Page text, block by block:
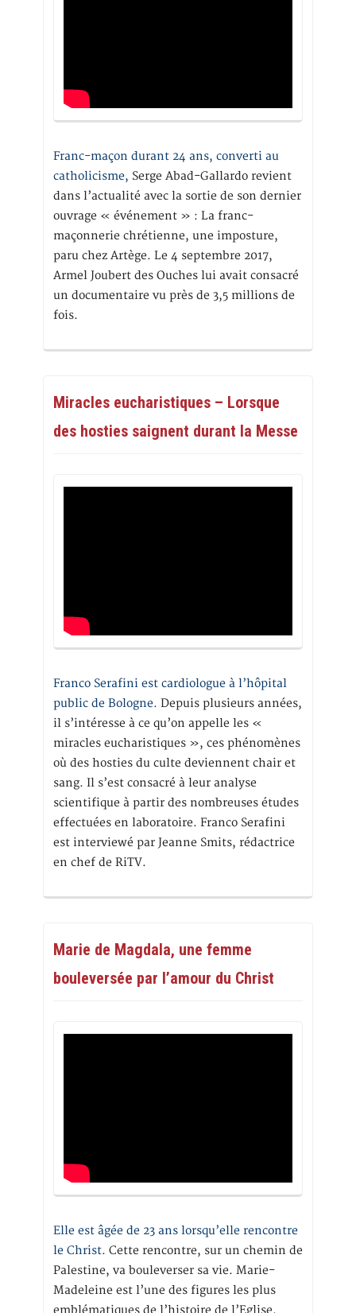
Franc-maçon durant 24 ans, converti au
catholicisme, Serge Abad-Gallardo revient
dans l’actualité avec la sortie de son dernier
ouvrage « événement » : La franc-
maçonnerie chrétienne, une imposture,
paru chez Artège. Le 4 septembre 2017,
Armel Joubert des Ouches lui avait consacré
un documentaire vu près de 3,5 millions de
fois.
Miracles eucharistiques – Lorsque
des hosties saignent durant la Messe
Franco Serafini est cardiologue à l’hôpital
public de Bologne. Depuis plusieurs années,
il s’intéresse à ce qu’on appelle les «
miracles eucharistiques », ces phénomènes
où des hosties du culte deviennent chair et
sang. Il s’est consacré à leur analyse
scientifique à partir des nombreuses études
effectuées en laboratoire. Franco Serafini
est interviewé par Jeanne Smits, rédactrice
en chef de RiTV.
Marie de Magdala, une femme
bouleversée par l’amour du Christ
Elle est âgée de 23 ans lorsqu’elle rencontre
le Christ. Cette rencontre, sur un chemin de
Palestine, va bouleverser sa vie. Marie-
Madeleine est l’une des figures les plus